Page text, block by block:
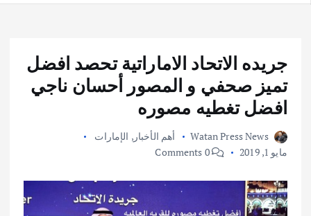
جريده الاتحاد الاماراتية تحصد افضل
تميز صحفي و المصور أحسان ناجي
افضل تغطيه مصوره
Watan Press News أهم الأخبار, الإمارات
مايو 1, 2019
0 Comments